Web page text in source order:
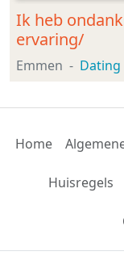
Ik heb
ervaring/
Emmen Dating
Home
Huisregels